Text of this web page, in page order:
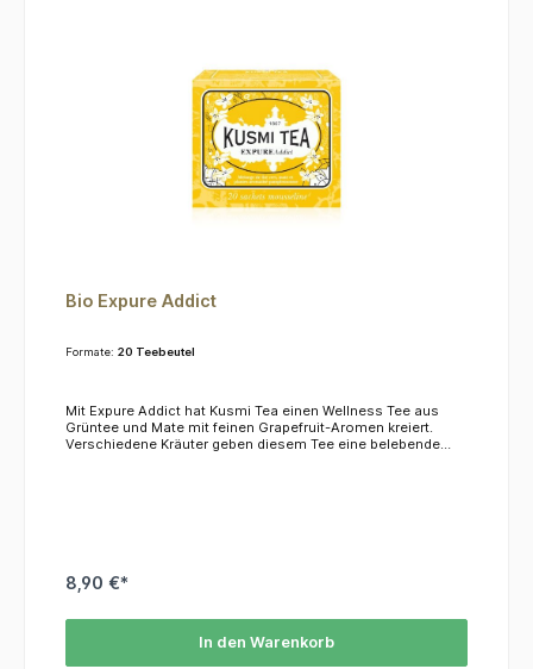
Bio Expure Addict
Formate: 20 Teebeutel
Mit Expure Addict hat Kusmi Tea einen Wellness Tee aus
Grüntee und Mate mit feinen Grapefruit-Aromen kreiert.
Verschiedene Kräuter geben diesem Tee eine belebende
8,90 €*
In den Warenkorb